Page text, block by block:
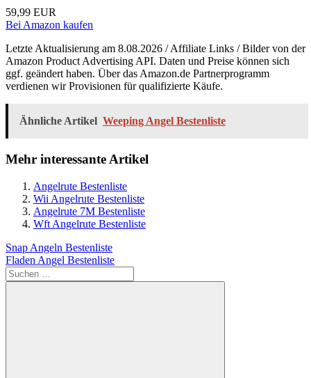
59,99 EUR
Bei Amazon kaufen
Letzte Aktualisierung am 8.08.2026 / Affiliate Links / Bilder von der
Amazon Product Advertising API. Daten und Preise können sich
ggf. geändert haben. Über das Amazon.de Partnerprogramm
verdienen wir Provisionen für qualifizierte Käufe.
Ähnliche Artikel Weeping Angel Bestenliste
Mehr interessante Artikel
Angelrute Bestenliste
Wii Angelrute Bestenliste
Angelrute 7M Bestenliste
Wft Angelrute Bestenliste
Beitragsnavigation
Vorheriger
Beitrag:
Snap Angeln Bestenliste
Nächster
Beitrag:
Fladen Angel Bestenliste
Suchen
nach: